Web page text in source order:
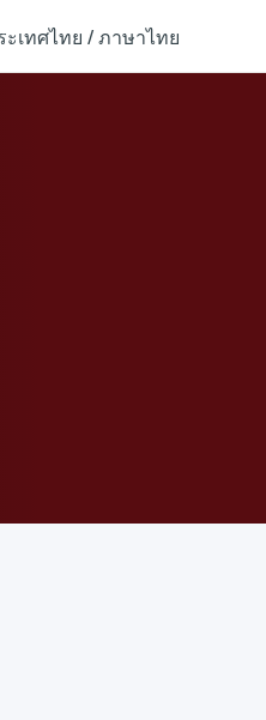
ะเทศไทย /ภาษาไทย